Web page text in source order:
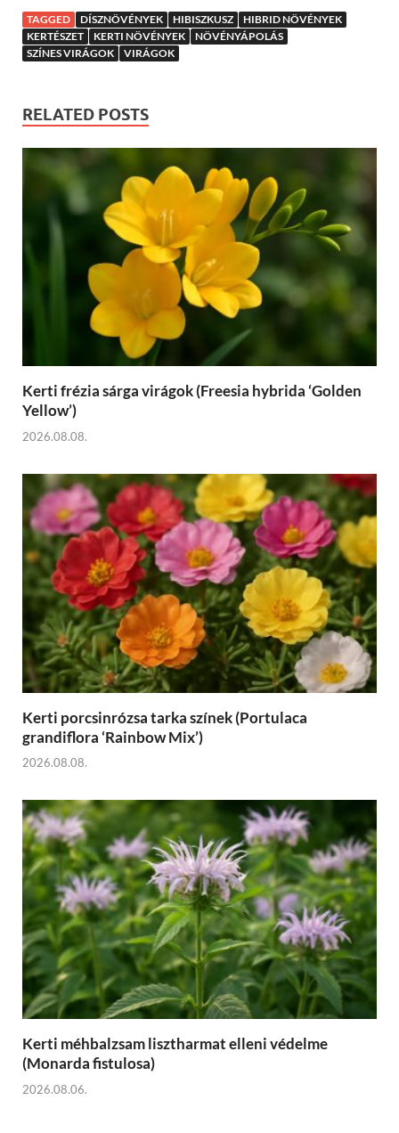
TAGGED DÍSZNÖVÉNYEK HIBISZKUSZ
HIBRID NÖVÉNYEK
KERTÉSZET
KERTI NÖVÉNYEK
NÖVÉNYÁPOLÁS
SZÍNES VIRÁGOK
VIRÁGOK
RELATED POSTS
Kerti frézia sárga virágok (Freesia hybrida ‘Golden
Yellow’)
2026.08.08.
Kerti porcsinrózsa tarka színek (Portulaca
grandiflora ‘Rainbow Mix’)
2026.08.08.
Kerti méhbalzsam lisztharmat elleni védelme
(Monarda fistulosa)
2026.08.06.